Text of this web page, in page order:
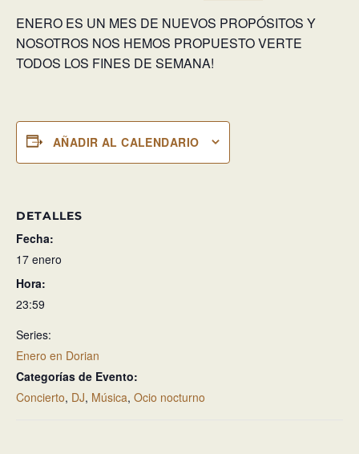
ENERO ES UN MES DE NUEVOS PROPÓSITOS Y
NOSOTROS NOS HEMOS PROPUESTO VERTE
TODOS LOS FINES DE SEMANA!
AÑADIR AL CALENDARIO
DETALLES
Fecha:
17 enero
Hora:
23:59
Series:
Enero en Dorian
Categorías de Evento:
Concierto, DJ, Música, Ocio nocturno